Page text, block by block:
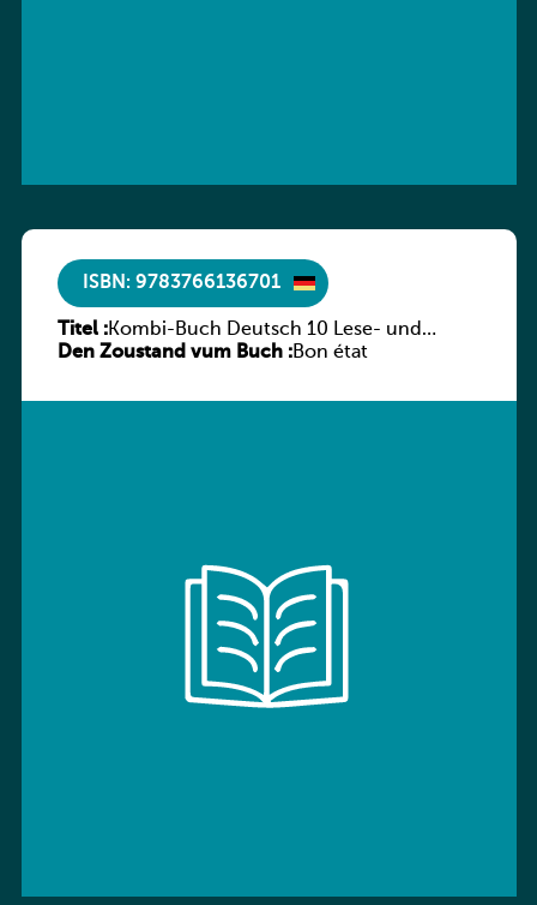
ISBN: 9783766136701
Titel :Kombi-Buch Deutsch 10 Lese- und
Sprachbuch
Den Zoustand vum Buch :Bon état